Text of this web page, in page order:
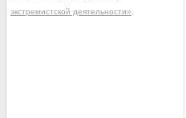
экстремистской деятельности»